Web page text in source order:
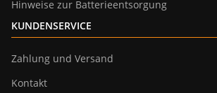
Hinweise zur Batterieentsorgung
KUNDENSERVICE
Zahlung und Versand
Kontakt